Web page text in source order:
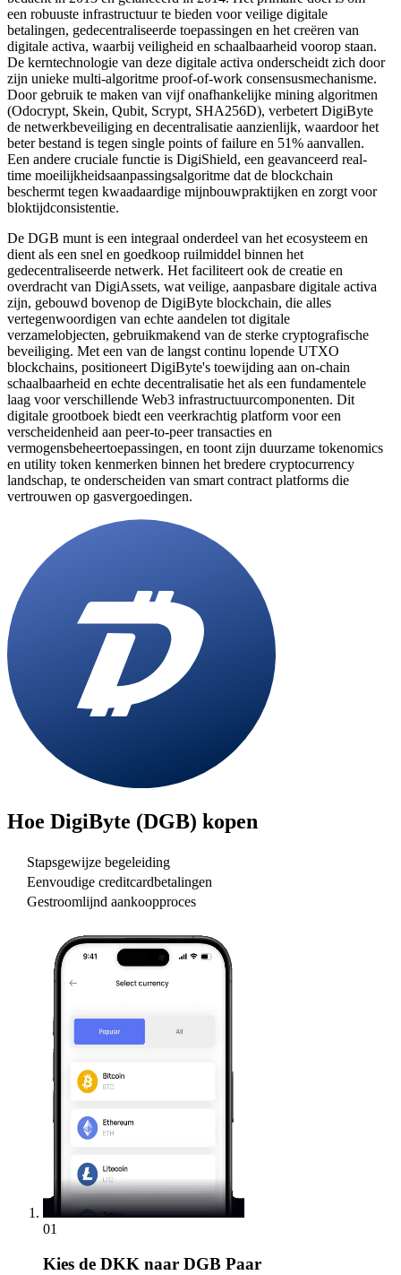
een robuuste infrastructuur te bieden voor veilige digitale
betalingen, gedecentraliseerde toepassingen en het creëren van
digitale activa, waarbij veiligheid en schaalbaarheid voorop staan.
De kerntechnologie van deze digitale activa onderscheidt zich door
zijn unieke multi-algoritme proof-of-work consensusmechanisme.
Door gebruik te maken van vijf onafhankelijke mining algoritmen
(Odocrypt, Skein, Qubit, Scrypt, SHA256D), verbetert DigiByte
de netwerkbeveiliging en decentralisatie aanzienlijk, waardoor het
beter bestand is tegen single points of failure en 51% aanvallen.
Een andere cruciale functie is DigiShield, een geavanceerd real-
time moeilijkheidsaanpassingsalgoritme dat de blockchain
beschermt tegen kwaadaardige mijnbouwpraktijken en zorgt voor
bloktijdconsistentie.
De DGB munt is een integraal onderdeel van het ecosysteem en
dient als een snel en goedkoop ruilmiddel binnen het
gedecentraliseerde netwerk. Het faciliteert ook de creatie en
overdracht van DigiAssets, wat veilige, aanpasbare digitale activa
zijn, gebouwd bovenop de DigiByte blockchain, die alles
vertegenwoordigen van echte aandelen tot digitale
verzamelobjecten, gebruikmakend van de sterke cryptografische
beveiliging. Met een van de langst continu lopende UTXO
blockchains, positioneert DigiByte's toewijding aan on-chain
schaalbaarheid en echte decentralisatie het als een fundamentele
laag voor verschillende Web3 infrastructuurcomponenten. Dit
digitale grootboek biedt een veerkrachtig platform voor een
verscheidenheid aan peer-to-peer transacties en
vermogensbeheertoepassingen, en toont zijn duurzame tokenomics
en utility token kenmerken binnen het bredere cryptocurrency
landschap, te onderscheiden van smart contract platforms die
vertrouwen op gasvergoedingen.
Hoe DigiByte (DGB) kopen
Stapsgewijze begeleiding
Eenvoudige creditcardbetalingen
Gestroomlijnd aankoopproces
01
Kies de DKK naar DGB Paar